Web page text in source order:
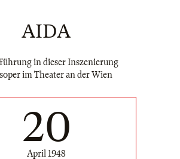
AIDA
in dieser Inszenierung
im Theater an der Wien
20
April 1948